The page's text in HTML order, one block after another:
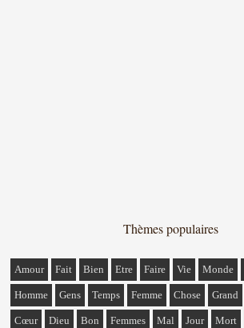
Thèmes populaires
Amour Fait Bien Etre Faire Vie Monde
Homme Gens Temps Femme Chose Grand
Cœur Dieu Bon Femmes Mal Jour Mort